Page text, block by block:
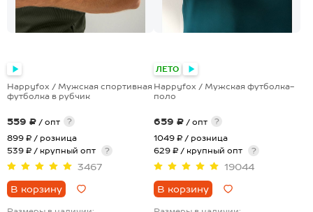
Happyfox / Мужская спортивная
футболка в рубчик
559 ₽ / опт
?
899 ₽ / розница
539 ₽ / крупный опт
?
3467
В корзину
ЛЕТО
Happyfox / Мужская футболка-
поло
659 ₽ / опт
?
1049 ₽ / розница
629 ₽ / крупный опт
?
19044
В корзину